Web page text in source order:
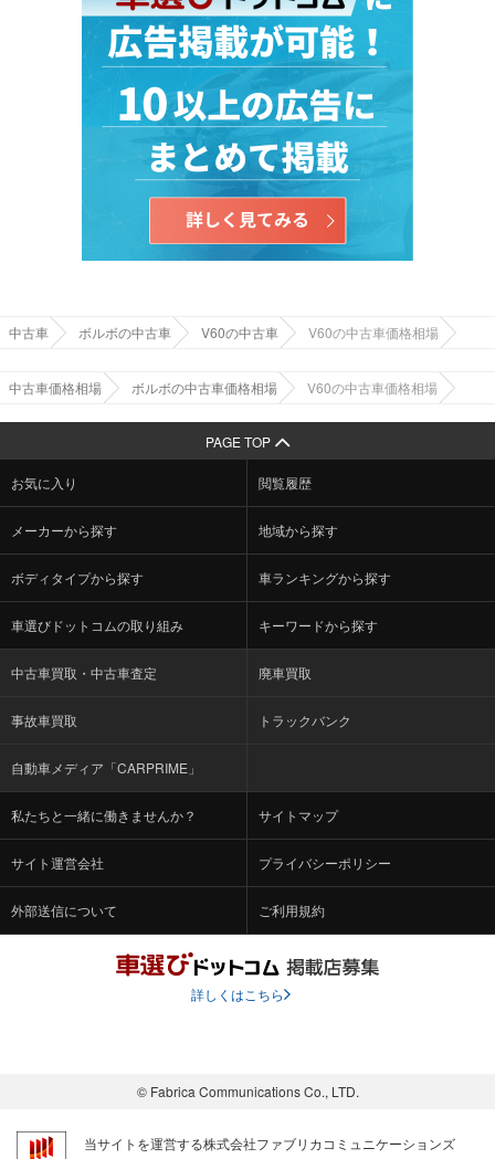
中古車 ボルボの中古車 V60の中古車 V60の中古車価格相場
中古車価格相場 ボルボの中古車価格相場 V60の中古車価格相場
PAGE TOP
お気に入り 閲覧履歴
メーカーから探す 地域から探す
ボディタイプから探す 車ランキングから探す
車選びドットコムの取り組み キーワードから探す
中古車買取・中古車査定 廃車買取
事故車買取 トラックバンク
自動車メディア「CARPRIME」
私たちと一緒に働きませんか？ サイトマップ
サイト運営会社 プライバシーポリシー
外部送信について ご利用規約
詳しくはこちら
© Fabrica Communications Co., LTD.
当サイトを運営する株式会社ファブリカコミュニケーションズ